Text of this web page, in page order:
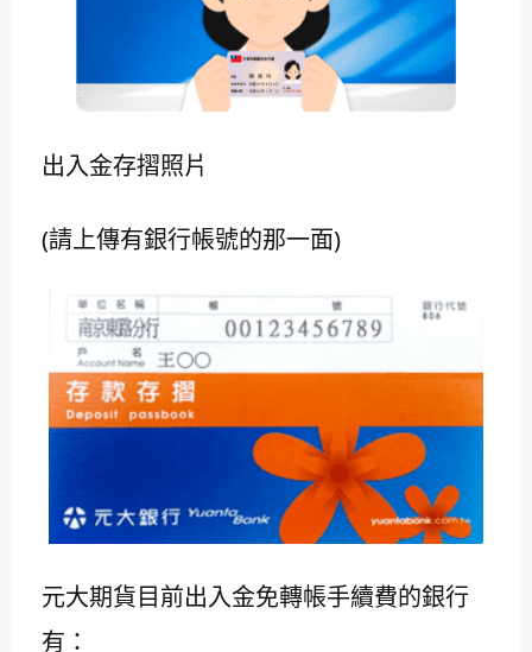
出入金存摺照片
(請上傳有銀行帳號的那一面)
元大期貨目前出入金免轉帳手續費的銀行
有：